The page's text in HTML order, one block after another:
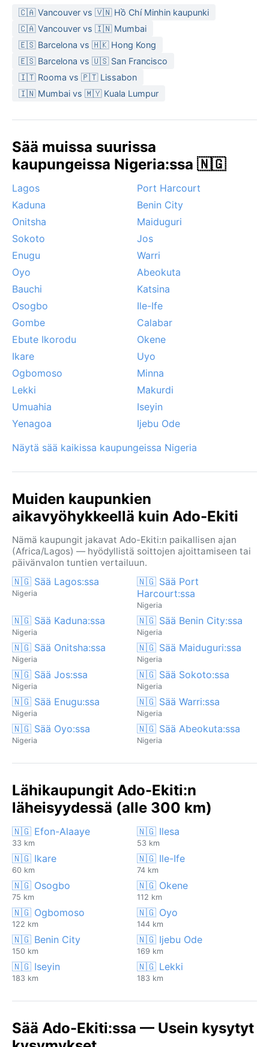
🇨🇦 Vancouver vs 🇻🇳 Hồ Chí Minhin kaupunki
🇨🇦 Vancouver vs 🇮🇳 Mumbai
🇪🇸 Barcelona vs 🇭🇰 Hong Kong
🇪🇸 Barcelona vs 🇺🇸 San Francisco
🇮🇹 Rooma vs 🇵🇹 Lissabon
🇮🇳 Mumbai vs 🇲🇾 Kuala Lumpur
Sää muissa suurissa
kaupungeissa Nigeria:ssa 🇳🇬
Lagos
Port Harcourt
Kaduna
Benin City
Onitsha
Maiduguri
Sokoto
Jos
Enugu
Warri
Oyo
Abeokuta
Bauchi
Katsina
Osogbo
Ile-Ife
Gombe
Calabar
Ebute Ikorodu
Okene
Ikare
Uyo
Ogbomoso
Minna
Lekki
Makurdi
Umuahia
Iseyin
Yenagoa
Ijebu Ode
Näytä sää kaikissa kaupungeissa Nigeria
Muiden kaupunkien
aikavyöhykkeellä kuin Ado-Ekiti
Nämä kaupungit jakavat Ado-Ekiti:n paikallisen ajan
(Africa/Lagos) — hyödyllistä soittojen ajoittamiseen tai
päivänvalon tuntien vertailuun.
🇳🇬 Sää Lagos:ssa
Nigeria
🇳🇬 Sää Port
Harcourt:ssa
Nigeria
🇳🇬 Sää Kaduna:ssa
Nigeria
🇳🇬 Sää Benin City:ssa
Nigeria
🇳🇬 Sää Onitsha:ssa
Nigeria
🇳🇬 Sää Maiduguri:ssa
Nigeria
🇳🇬 Sää Jos:ssa
Nigeria
🇳🇬 Sää Sokoto:ssa
Nigeria
🇳🇬 Sää Enugu:ssa
Nigeria
🇳🇬 Sää Warri:ssa
Nigeria
🇳🇬 Sää Oyo:ssa
Nigeria
🇳🇬 Sää Abeokuta:ssa
Nigeria
Lähikaupungit Ado-Ekiti:n
läheisyydessä (alle 300 km)
🇳🇬 Efon-Alaaye
33 km
🇳🇬 Ilesa
53 km
🇳🇬 Ikare
60 km
🇳🇬 Ile-Ife
74 km
🇳🇬 Osogbo
75 km
🇳🇬 Okene
112 km
🇳🇬 Ogbomoso
122 km
🇳🇬 Oyo
144 km
🇳🇬 Benin City
150 km
🇳🇬 Ijebu Ode
169 km
🇳🇬 Iseyin
183 km
🇳🇬 Lekki
183 km
Sää Ado-Ekiti:ssa — Usein kysytyt